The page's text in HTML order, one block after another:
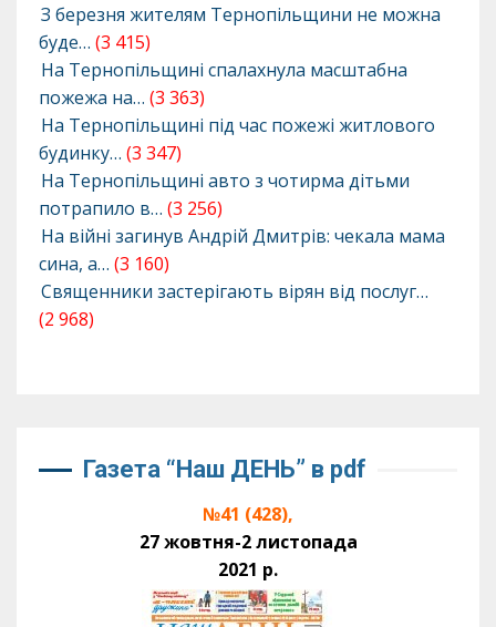
З березня жителям Тернопільщини не можна
буде… (3 415)
На Тернопільщині спалахнула масштабна
пожежа на… (3 363)
На Тернопільщині під час пожежі житлового
будинку… (3 347)
На Тернопільщині авто з чотирма дітьми
потрапило в… (3 256)
На війні загинув Андрій Дмитрів: чекала мама
сина, а… (3 160)
Священники застерігають вірян від послуг…
(2 968)
Газета “Наш ДЕНЬ” в pdf
№41 (428),
27 жовтня-2 листопада
2021 р.